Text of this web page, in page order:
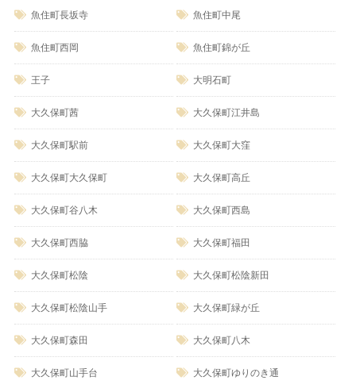
魚住町長坂寺 魚住町中尾
魚住町西岡 魚住町錦が丘
王子 大明石町
大久保町茜 大久保町江井島
大久保町駅前 大久保町大窪
大久保町大久保町 大久保町高丘
大久保町谷八木 大久保町西島
大久保町西脇 大久保町福田
大久保町松陰 大久保町松陰新田
大久保町松陰山手 大久保町緑が丘
大久保町森田 大久保町八木
大久保町山手台 大久保町ゆりのき通